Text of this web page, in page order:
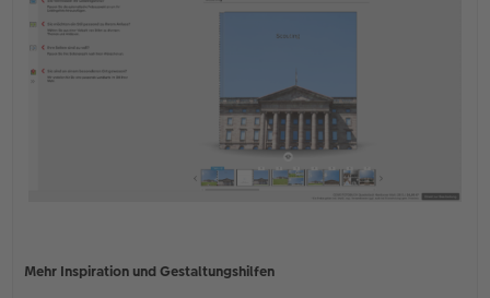
Mehr Inspiration und Gestaltungshilfen